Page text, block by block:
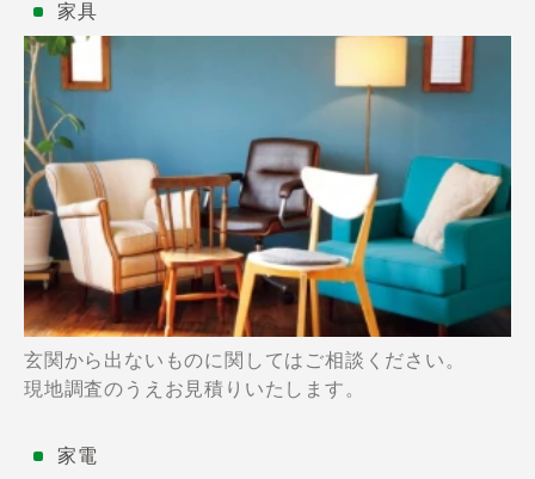
家具
玄関から出ないものに関してはご相談ください。
現地調査のうえお見積りいたします。
家電